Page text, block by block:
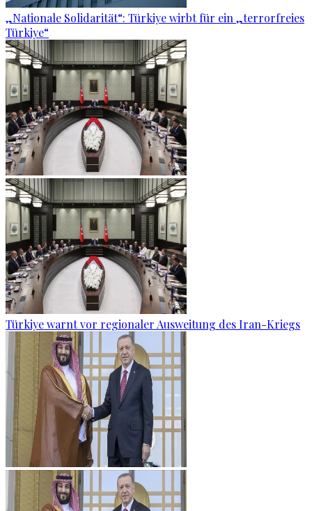
„Nationale Solidarität“: Türkiye wirbt für ein „terrorfreies
Türkiye“
Türkiye warnt vor regionaler Ausweitung des Iran-Kriegs